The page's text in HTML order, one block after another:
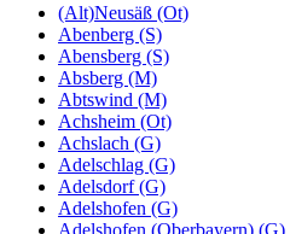
(Alt)Neusäß (Ot)
Abenberg (S)
Abensberg (S)
Absberg (M)
Abtswind (M)
Achsheim (Ot)
Achslach (G)
Adelschlag (G)
Adelsdorf (G)
Adelshofen (G)
Adelshofen (Oberbayern) (G)